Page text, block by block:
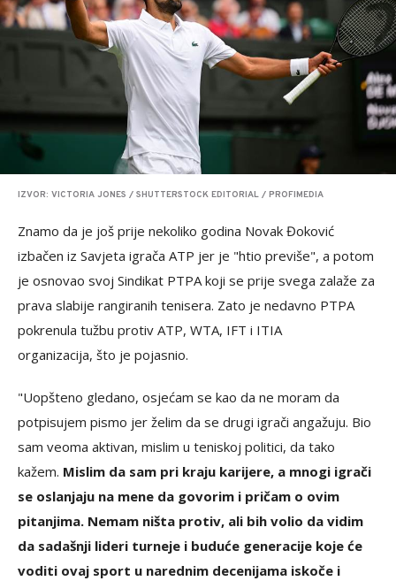
IZVOR: VICTORIA JONES / SHUTTERSTOCK EDITORIAL / PROFIMEDIA
Znamo da je još prije nekoliko godina Novak Đoković
izbačen iz Savjeta igrača ATP jer je "htio previše", a potom
je osnovao svoj Sindikat PTPA koji se prije svega zalaže za
prava slabije rangiranih tenisera. Zato je nedavno PTPA
pokrenula tužbu protiv ATP, WTA, IFT i ITIA
organizacija, što je pojasnio.
"Uopšteno gledano, osjećam se kao da ne moram da
potpisujem pismo jer želim da se drugi igrači angažuju. Bio
sam veoma aktivan, mislim u teniskoj politici, da tako
kažem. Mislim da sam pri kraju karijere, a mnogi igrači
se oslanjaju na mene da govorim i pričam o ovim
pitanjima. Nemam ništa protiv, ali bih volio da vidim
da sadašnji lideri turneje i buduće generacije koje će
voditi ovaj sport u narednim decenijama iskoče i